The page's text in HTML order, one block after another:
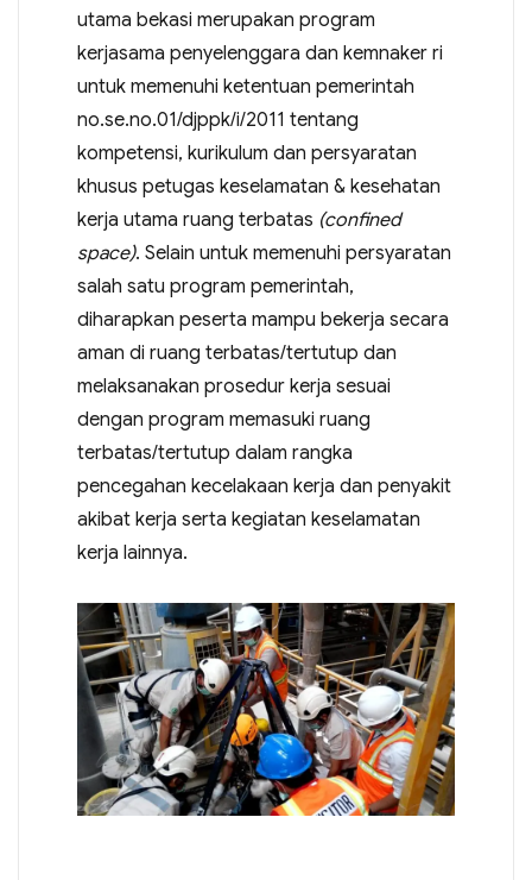
utama bekasi merupakan program
kerjasama penyelenggara dan kemnaker ri
untuk memenuhi ketentuan pemerintah
no.se.no.01/djppk/i/2011 tentang
kompetensi, kurikulum dan persyaratan
khusus petugas keselamatan & kesehatan
kerja utama ruang terbatas (confined
space). Selain untuk memenuhi persyaratan
salah satu program pemerintah,
diharapkan peserta mampu bekerja secara
aman di ruang terbatas/tertutup dan
melaksanakan prosedur kerja sesuai
dengan program memasuki ruang
terbatas/tertutup dalam rangka
pencegahan kecelakaan kerja dan penyakit
akibat kerja serta kegiatan keselamatan
kerja lainnya.